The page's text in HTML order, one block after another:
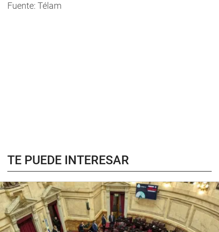
Fuente: Télam
TE PUEDE INTERESAR